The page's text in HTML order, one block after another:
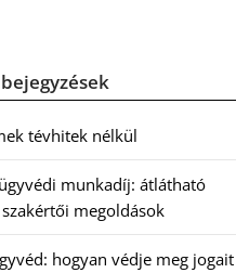
tévhitek nélkül
munkadíj: átlátható
megoldások
hogyan védje meg jogait